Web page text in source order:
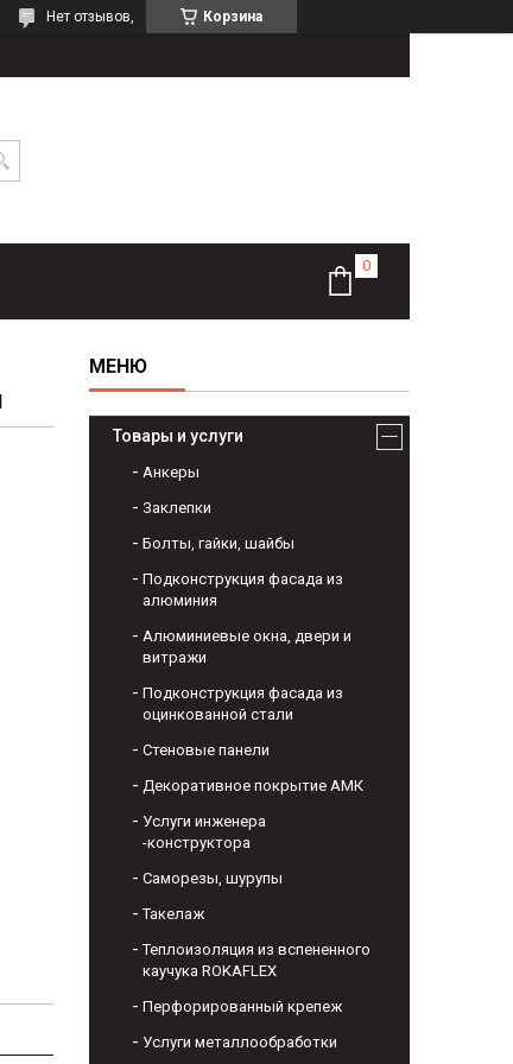
Корзина
Нет отзывов,
Товары и услуги
Анкеры
Заклепки
Болты, гайки, шайбы
Подконструкция фасада из
алюминия
Алюминиевые окна, двери и
витражи
Подконструкция фасада из
оцинкованной стали
Стеновые панели
Декоративное покрытие АМК
Услуги инженера
-конструктора
Саморезы, шурупы
Такелаж
Теплоизоляция из вспененного
каучука ROKAFLEX
Перфорированный крепеж
Услуги металлообработки